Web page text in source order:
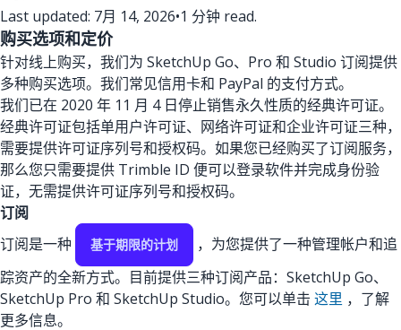
Last updated: 7月 14, 2026•1 分钟 read.
购买选项和定价
针对线上购买，我们为 SketchUp Go、Pro 和 Studio 订阅提供
多种购买选项。我们常见信用卡和 PayPal 的支付方式。
我们已在 2020 年 11 月 4 日停止销售永久性质的经典许可证。
经典许可证包括单用户许可证、网络许可证和企业许可证三种，
需要提供许可证序列号和授权码。如果您已经购买了订阅服务，
那么您只需要提供 Trimble ID 便可以登录软件并完成身份验
证，无需提供许可证序列号和授权码。
订阅
订阅是一种
基于期限的计划
，为您提供了一种管理帐户和追
踪资产的全新方式。目前提供三种订阅产品：SketchUp Go、
SketchUp Pro 和 SketchUp Studio。您可以单击 这里 ，了解
更多信息。